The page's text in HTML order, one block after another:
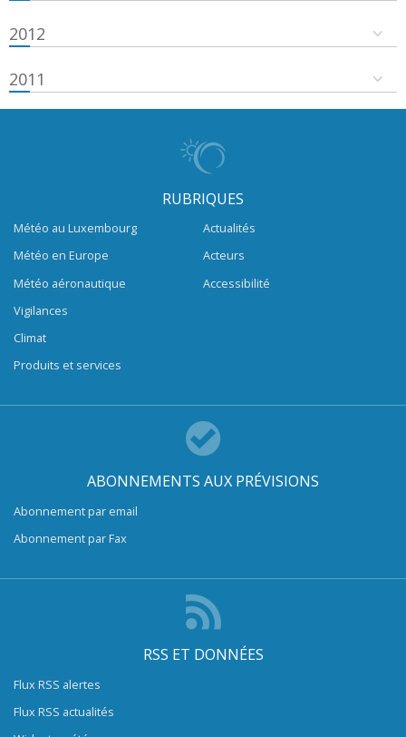
2012
2011
RUBRIQUES
Météo au Luxembourg
Météo en Europe
Météo aéronautique
Vigilances
Climat
Produits et services
Actualités
Acteurs
Accessibilité
ABONNEMENTS AUX PRÉVISIONS
Abonnement par email
Abonnement par Fax
RSS ET DONNÉES
Flux RSS alertes
Flux RSS actualités